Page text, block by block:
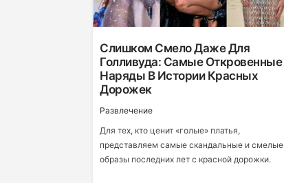
Слишком Смело Даже Для
Голливуда: Самые Откровенные
Наряды В Истории Красных
Дорожек
Развлечение
Для тех, кто ценит «голые» платья,
представляем самые скандальные и смелые
образы последних лет с красной дорожки.